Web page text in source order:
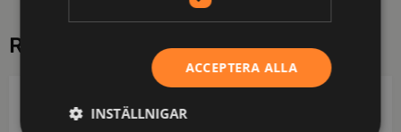
RELATERADE PRODUKTER
ACCEPTERA ALLA
INSTÄLLNIGAR